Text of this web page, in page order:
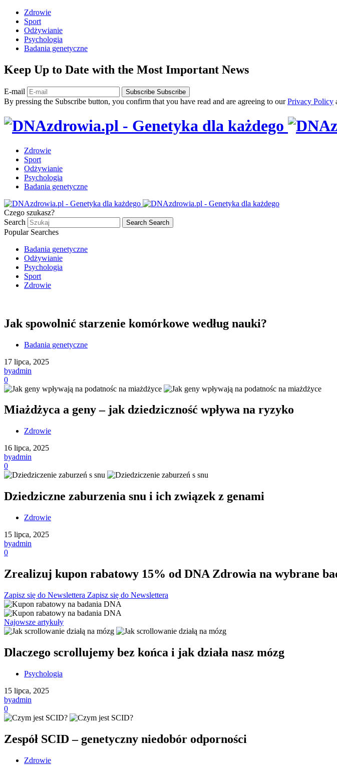
Zdrowie
Sport
Odżywianie
Psychologia
Badania genetyczne
Keep Up to Date with the Most Important News
E-mail Subscribe Subscribe
By pressing the Subscribe button, you confirm that you have read and are agreeing to ourPrivacy Policy
Zdrowie
Sport
Odżywianie
Psychologia
Badania genetyczne
Czego szukasz?
Search
Search Search
Popular Searches
Badania genetyczne
Odżywianie
Psychologia
Sport
Zdrowie
Jak spowolnić starzenie komórkowe według nauki?
Badania genetyczne
17 lipca, 2025
byadmin
0
Miażdżyca a geny – jak dziedziczność wpływa na ryzyko
Zdrowie
16 lipca, 2025
byadmin
0
Dziedziczne zaburzenia snu i ich związek z genami
Zdrowie
15 lipca, 2025
byadmin
0
Zrealizuj kupon rabatowy 15% od DNA Zdrowia na wybrane
Zapisz się do Newslettera Zapisz się do Newslettera
Najowsze artykuły
Dlaczego scrollujemy bez końca i jak działa nasz mózg
Psychologia
15 lipca, 2025
byadmin
0
Zespół SCID – genetyczny niedobór odporności
Zdrowie